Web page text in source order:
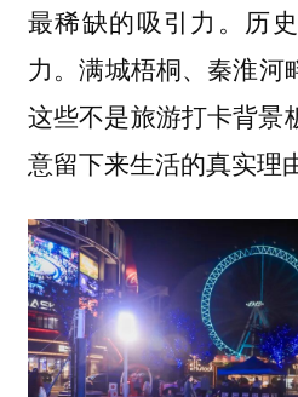
最稀缺的吸引力。历
力。满城梧桐、秦淮
这些不是旅游打卡背景
意留下来生活的真实理